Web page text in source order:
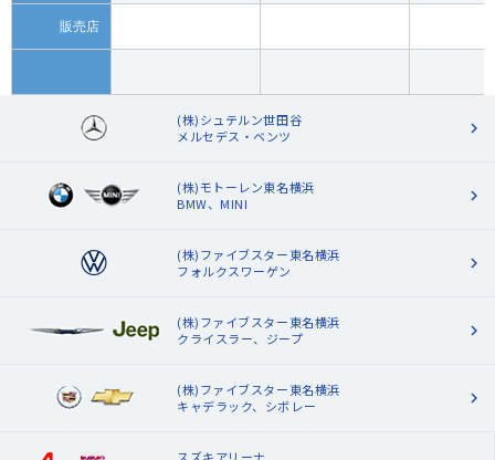
販売店
(株)シュテルン世田谷
メルセデス・ベンツ
(株)モトーレン東名横浜
BMW、MINI
(株)ファイブスター東名横浜
フォルクスワーゲン
(株)ファイブスター東名横浜
クライスラー、ジープ
(株)ファイブスター東名横浜
キャデラック、シボレー